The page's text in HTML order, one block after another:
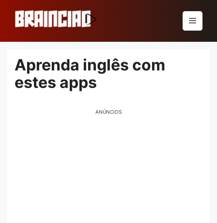
conteúdo
Menu
Aprenda inglês com
estes apps
ANÚNCIOS